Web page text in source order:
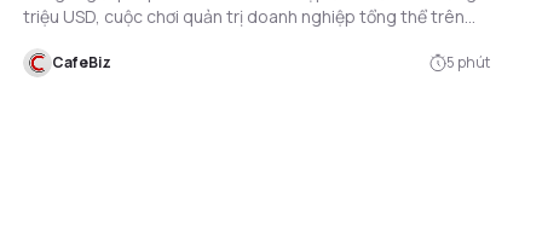
triệu USD, cuộc chơi quản trị doanh nghiệp tổng thể trên
Cogover – nền tảng No-code/Low-code và AI đến từ
CafeBiz 5 phút